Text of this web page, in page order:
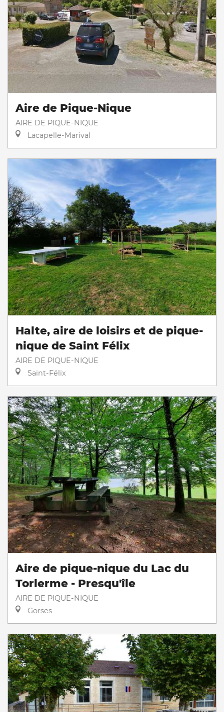
Aire de Pique-Nique
AIRE DE PIQUE-NIQUE
Lacapelle-Marival
Halte, aire de loisirs et de pique-
nique de Saint Félix
AIRE DE PIQUE-NIQUE
Saint-Félix
Aire de pique-nique du Lac du
Torlerme - Presqu'île
AIRE DE PIQUE-NIQUE
Gorses